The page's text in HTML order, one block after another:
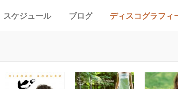
スケジュール ブログ ディスコグラフィ